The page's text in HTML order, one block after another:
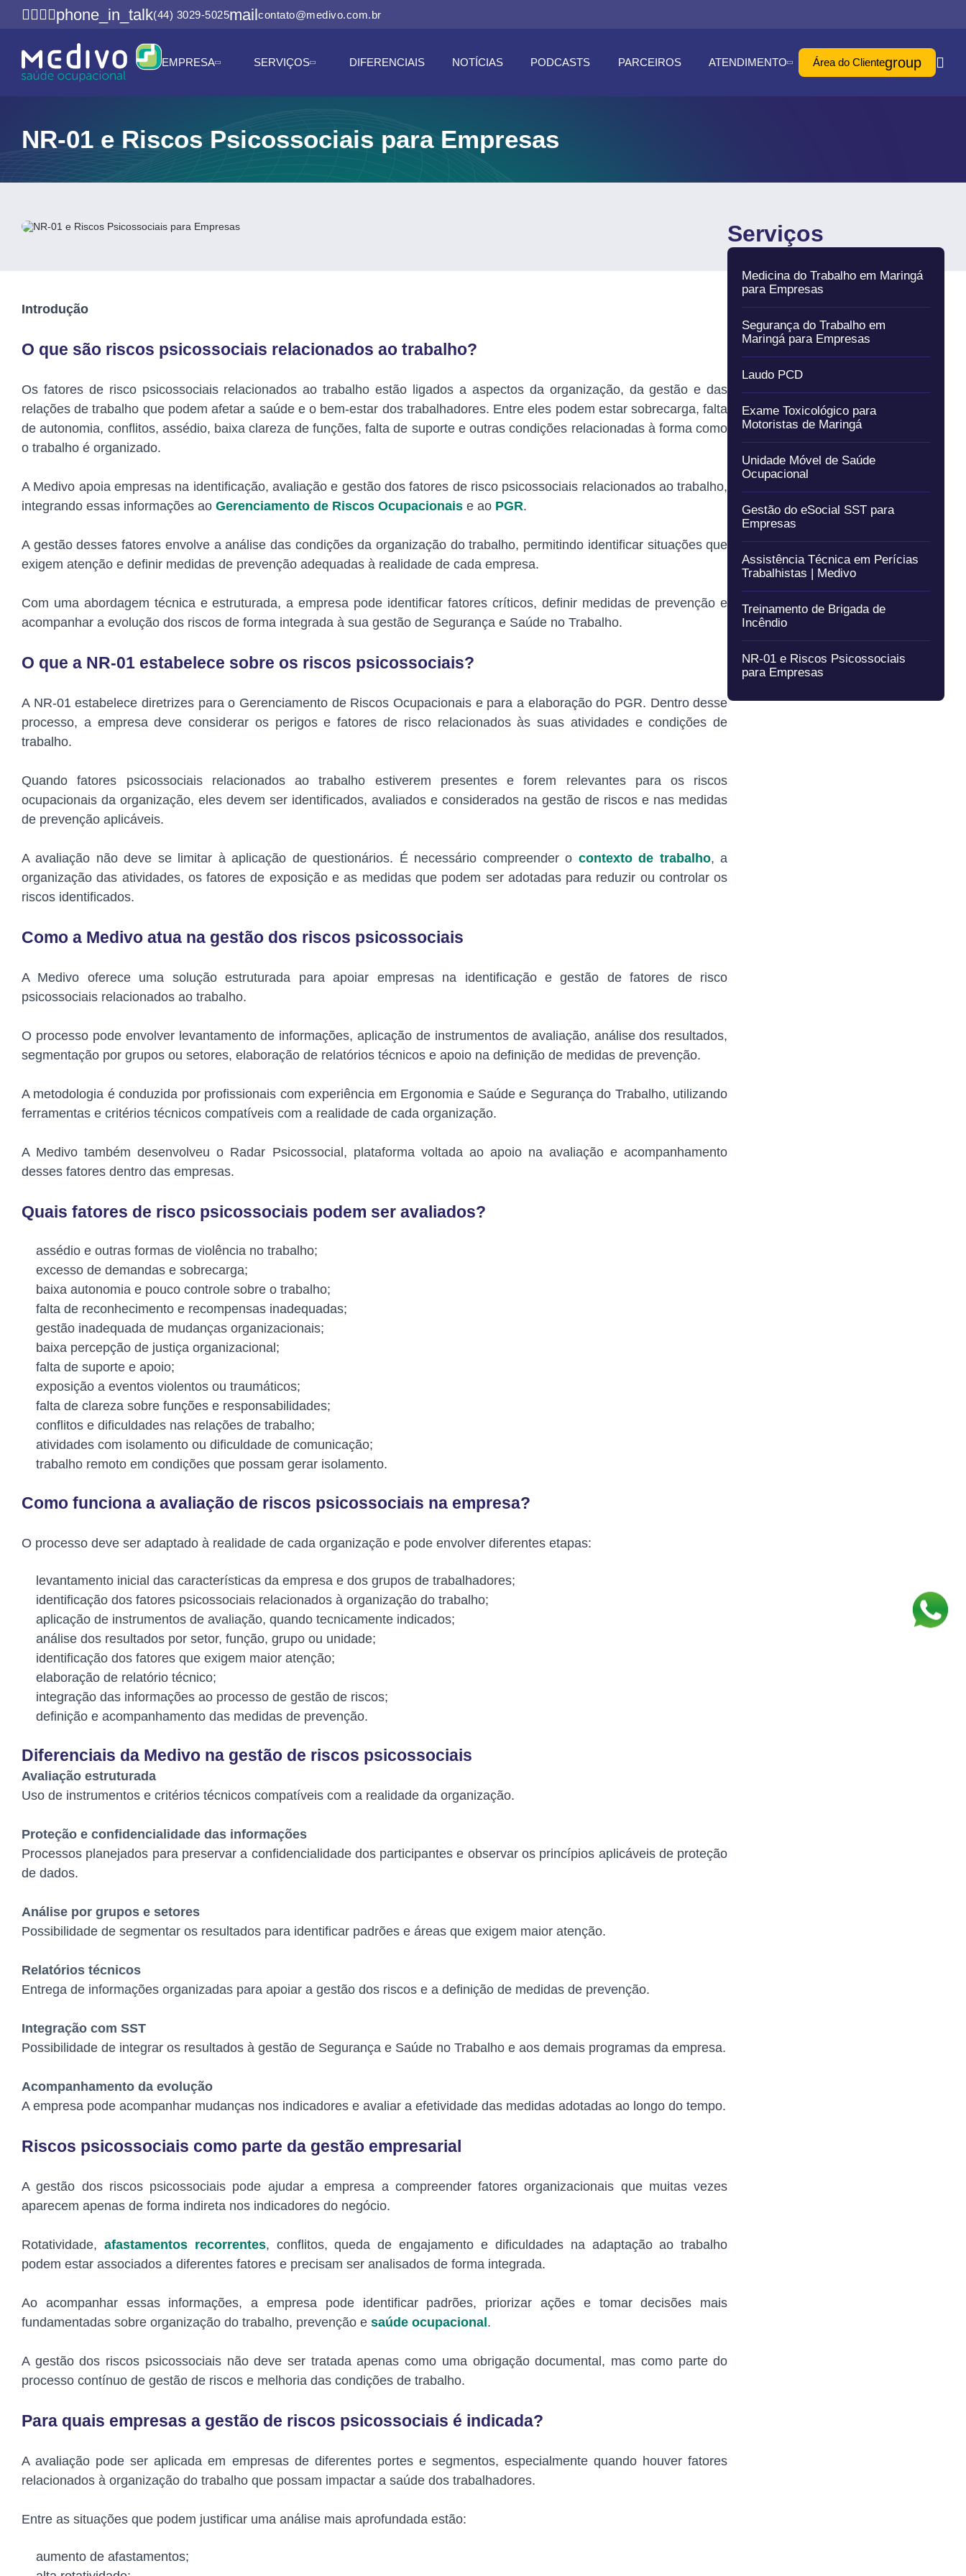
phone_in_talk(44) 3029-5025mailcontato@medivo.com.br
EMPRESA SERVIÇOS DIFERENCIAIS NOTÍCIAS PODCASTS PARCEIROS ATENDIMENTO Área do Clientegroup
NR-01 e Riscos Psicossociais para Empresas
Introdução
O que são riscos psicossociais relacionados ao trabalho?
Os fatores de risco psicossociais relacionados ao trabalho estão ligados a aspectos da organização, da gestão e das
relações de trabalho que podem afetar a saúde e o bem-estar dos trabalhadores. Entre eles podem estar sobrecarga, falta
de autonomia, conflitos, assédio, baixa clareza de funções, falta de suporte e outras condições relacionadas à forma como
o trabalho é organizado.
A Medivo apoia empresas na identificação, avaliação e gestão dos fatores de risco psicossociais relacionados ao trabalho,
integrando essas informações ao Gerenciamento de Riscos Ocupacionais e ao PGR.
A gestão desses fatores envolve a análise das condições da organização do trabalho, permitindo identificar situações que
exigem atenção e definir medidas de prevenção adequadas à realidade de cada empresa.
Com uma abordagem técnica e estruturada, a empresa pode identificar fatores críticos, definir medidas de prevenção e
acompanhar a evolução dos riscos de forma integrada à sua gestão de Segurança e Saúde no Trabalho.
O que a NR-01 estabelece sobre os riscos psicossociais?
A NR-01 estabelece diretrizes para o Gerenciamento de Riscos Ocupacionais e para a elaboração do PGR. Dentro desse
processo, a empresa deve considerar os perigos e fatores de risco relacionados às suas atividades e condições de
trabalho.
Quando fatores psicossociais relacionados ao trabalho estiverem presentes e forem relevantes para os riscos
ocupacionais da organização, eles devem ser identificados, avaliados e considerados na gestão de riscos e nas medidas
de prevenção aplicáveis.
A avaliação não deve se limitar à aplicação de questionários. É necessário compreender o contexto de trabalho, a
organização das atividades, os fatores de exposição e as medidas que podem ser adotadas para reduzir ou controlar os
riscos identificados.
Como a Medivo atua na gestão dos riscos psicossociais
A Medivo oferece uma solução estruturada para apoiar empresas na identificação e gestão de fatores de risco
psicossociais relacionados ao trabalho.
O processo pode envolver levantamento de informações, aplicação de instrumentos de avaliação, análise dos resultados,
segmentação por grupos ou setores, elaboração de relatórios técnicos e apoio na definição de medidas de prevenção.
A metodologia é conduzida por profissionais com experiência em Ergonomia e Saúde e Segurança do Trabalho, utilizando
ferramentas e critérios técnicos compatíveis com a realidade de cada organização.
A Medivo também desenvolveu o Radar Psicossocial, plataforma voltada ao apoio na avaliação e acompanhamento
desses fatores dentro das empresas.
Quais fatores de risco psicossociais podem ser avaliados?
assédio e outras formas de violência no trabalho;
excesso de demandas e sobrecarga;
baixa autonomia e pouco controle sobre o trabalho;
falta de reconhecimento e recompensas inadequadas;
gestão inadequada de mudanças organizacionais;
baixa percepção de justiça organizacional;
falta de suporte e apoio;
exposição a eventos violentos ou traumáticos;
falta de clareza sobre funções e responsabilidades;
conflitos e dificuldades nas relações de trabalho;
atividades com isolamento ou dificuldade de comunicação;
trabalho remoto em condições que possam gerar isolamento.
Como funciona a avaliação de riscos psicossociais na empresa?
O processo deve ser adaptado à realidade de cada organização e pode envolver diferentes etapas:
levantamento inicial das características da empresa e dos grupos de trabalhadores;
identificação dos fatores psicossociais relacionados à organização do trabalho;
aplicação de instrumentos de avaliação, quando tecnicamente indicados;
análise dos resultados por setor, função, grupo ou unidade;
identificação dos fatores que exigem maior atenção;
elaboração de relatório técnico;
integração das informações ao processo de gestão de riscos;
definição e acompanhamento das medidas de prevenção.
Diferenciais da Medivo na gestão de riscos psicossociais
Avaliação estruturada
Uso de instrumentos e critérios técnicos compatíveis com a realidade da organização.
Proteção e confidencialidade das informações
Processos planejados para preservar a confidencialidade dos participantes e observar os princípios aplicáveis de proteção
de dados.
Análise por grupos e setores
Possibilidade de segmentar os resultados para identificar padrões e áreas que exigem maior atenção.
Relatórios técnicos
Entrega de informações organizadas para apoiar a gestão dos riscos e a definição de medidas de prevenção.
Integração com SST
Possibilidade de integrar os resultados à gestão de Segurança e Saúde no Trabalho e aos demais programas da empresa.
Acompanhamento da evolução
A empresa pode acompanhar mudanças nos indicadores e avaliar a efetividade das medidas adotadas ao longo do tempo.
Riscos psicossociais como parte da gestão empresarial
A gestão dos riscos psicossociais pode ajudar a empresa a compreender fatores organizacionais que muitas vezes
aparecem apenas de forma indireta nos indicadores do negócio.
Rotatividade, afastamentos recorrentes, conflitos, queda de engajamento e dificuldades na adaptação ao trabalho
podem estar associados a diferentes fatores e precisam ser analisados de forma integrada.
Ao acompanhar essas informações, a empresa pode identificar padrões, priorizar ações e tomar decisões mais
fundamentadas sobre organização do trabalho, prevenção e saúde ocupacional .
A gestão dos riscos psicossociais não deve ser tratada apenas como uma obrigação documental, mas como parte do
processo contínuo de gestão de riscos e melhoria das condições de trabalho.
Para quais empresas a gestão de riscos psicossociais é indicada?
A avaliação pode ser aplicada em empresas de diferentes portes e segmentos, especialmente quando houver fatores
relacionados à organização do trabalho que possam impactar a saúde dos trabalhadores.
Entre as situações que podem justificar uma análise mais aprofundada estão:
aumento de afastamentos;
Serviços
Medicina do Trabalho em Maringá
para Empresas
Segurança do Trabalho em
Maringá para Empresas
Laudo PCD
Exame Toxicológico para
Motoristas de Maringá
Unidade Móvel de Saúde
Ocupacional
Gestão do eSocial SST para
Empresas
Assistência Técnica em Perícias
Trabalhistas | Medivo
Treinamento de Brigada de
Incêndio
NR-01 e Riscos Psicossociais
para Empresas